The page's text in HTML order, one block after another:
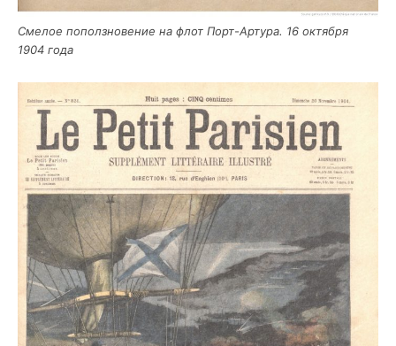
Сме­лое пополз­но­ве­ние на флот Порт-Арту­ра. 16 октяб­ря
1904 года